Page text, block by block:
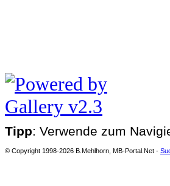
Tipp: Verwende zum
© Copyright 1998-2026 B.Mehlhorn, MB-Portal.Net -